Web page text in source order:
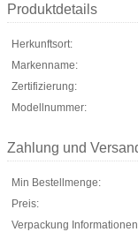
Produktdetails
Herkunftsort:
Markenname:
Zertifizierung:
Modellnummer:
Zahlung und
Min Bestellmenge:
Preis:
Verpackung